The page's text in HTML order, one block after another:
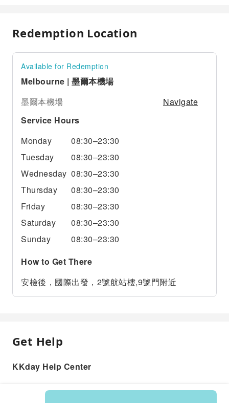
Redemption Location
Available for Redemption
Melbourne | 墨爾本機場
墨爾本機場
Navigate
Service Hours
Monday
08:30–23:30
Tuesday
08:30–23:30
Wednesday 08:30–23:30
Thursday
08:30–23:30
Friday
08:30–23:30
Saturday
08:30–23:30
Sunday
08:30–23:30
How to Get There
安檢後，國際出發，2號航站樓,9號門附近
Get Help
KKday Help Center